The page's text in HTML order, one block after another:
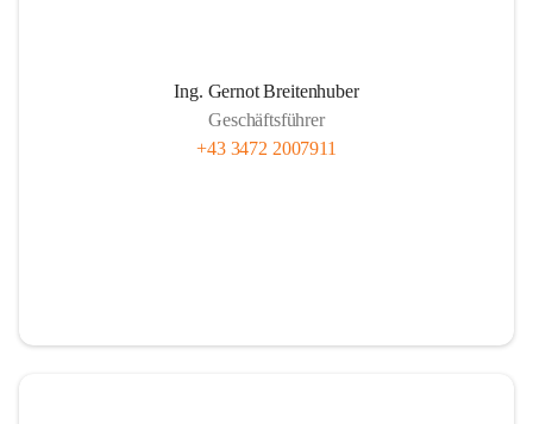
Im Prinzip wie jede Hauszentralheizung:
Das in den Kesselanlagen des Heizwerkes erwärmte Wasser
wird über ein weitverzweigtes Leitungsnetz zu den
Je besser isoliert die Rohre und je kürzer die Leitungslänge
Ing. Gernot Breitenhuber
Geschäftsführer
+43 3472 2007911